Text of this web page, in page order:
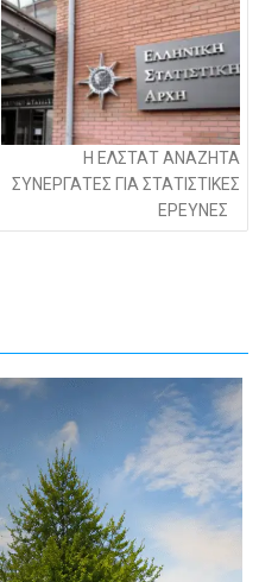
Η ΕΛΣΤΑΤ ΑΝΑΖΗΤΑ
ΣΥΝΕΡΓΑΤΕΣ ΓΙΑ ΣΤΑΤΙΣΤΙΚΕΣ
ΕΡΕΥΝΕΣ